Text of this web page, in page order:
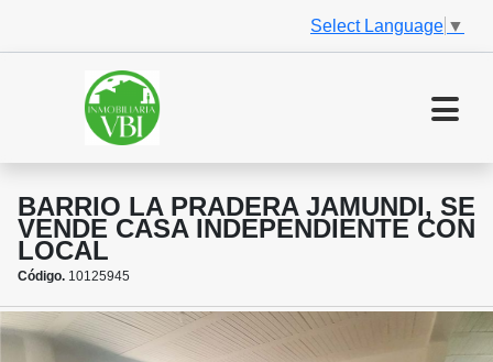
Select Language ▼
BARRIO LA PRADERA JAMUNDI, SE
VENDE CASA INDEPENDIENTE CON
LOCAL
Código. 10125945